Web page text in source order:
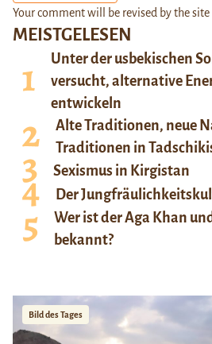
MEISTGELESEN
Unter der usbekischen
versucht, alternative
entwickeln
Alte Traditionen, neue
Traditionen in
Sexismus in Kirgistan
Der
Wer ist der Aga Khan
bekannt?
Bild des Tages
Your comment will be revised by the site